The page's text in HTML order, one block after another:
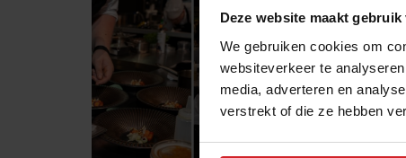
Deze website maakt
We gebruiken cookies om
websiteverkeer te
media, adverteren en
verstrekt of die ze hebben